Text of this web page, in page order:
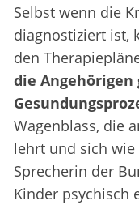
Selbst wenn die
diagnostiziert ist,
den
die
Wagenblass, die
lehrt und sich wie
Sprecherin der
Kinder psychisch